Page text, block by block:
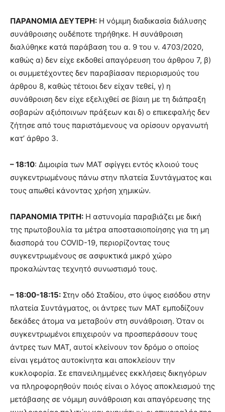
ΠΑΡΑΝΟΜΙΑ ΔΕΥΤΕΡΗ: Η νόμιμη διαδικασία διάλυσης
συνάθροισης ουδέποτε τηρήθηκε. Η συνάθροιση
διαλύθηκε κατά παράβαση του α. 9 του ν. 4703/2020,
καθώς α) δεν είχε εκδοθεί απαγόρευση του άρθρου 7, β)
οι συμμετέχοντες δεν παραβίασαν περιορισμούς του
άρθρου 8, καθώς τέτοιοι δεν είχαν τεθεί, γ) η
συνάθροιση δεν είχε εξελιχθεί σε βίαιη με τη διάπραξη
σοβαρών αξιόποινων πράξεων και δ) ο επικεφαλής δεν
ζήτησε από τους παριστάμενους να ορίσουν οργανωτή
κατ’ άρθρο 3.
– 18:10: Διμοιρία των ΜΑΤ σφίγγει εντός κλοιού τους
συγκεντρωμένους πάνω στην πλατεία Συντάγματος και
τους απωθεί κάνοντας χρήση χημικών.
ΠΑΡΑΝΟΜΙΑ ΤΡΙΤΗ: Η αστυνομία παραβιάζει με δική
της πρωτοβουλία τα μέτρα αποστασιοποίησης για τη μη
διασπορά του COVID-19, περιορίζοντας τους
συγκεντρωμένους σε ασφυκτικά μικρό χώρο
προκαλώντας τεχνητό συνωστισμό τους.
– 18:00-18:15: Στην οδό Σταδίου, στο ύψος εισόδου στην
πλατεία Συντάγματος, οι άντρες των ΜΑΤ εμποδίζουν
δεκάδες άτομα να μεταβούν στη συνάθροιση. Όταν οι
συγκεντρωμένοι επιχειρούν να προσπεράσουν τους
άντρες των ΜΑΤ, αυτοί κλείνουν τον δρόμο ο οποίος
είναι γεμάτος αυτοκίνητα και αποκλείουν την
κυκλοφορία. Σε επανειλημμένες εκκλήσεις δικηγόρων
να πληροφορηθούν ποιός είναι ο λόγος αποκλεισμού της
μετάβασης σε νόμιμη συνάθροιση και απαγόρευσης της